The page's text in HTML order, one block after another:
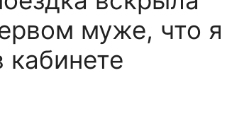
муже, что я
кабинете